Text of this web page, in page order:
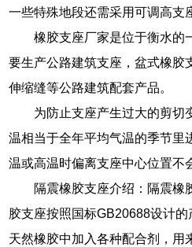
一些特殊地段还需采用可调高支
橡胶支座厂家是位于衡水的
要生产公路建筑支座，盆式橡胶
伸缩缝等公路建筑配套产品。
为防止支座产生过大的剪切
温相当于全年平均气温的季节里
温或高温时偏离支座中心位置不
隔震橡胶支座介绍：隔震橡
胶支座按照国标GB20688设计
天然橡胶中加入各种配合剂，用